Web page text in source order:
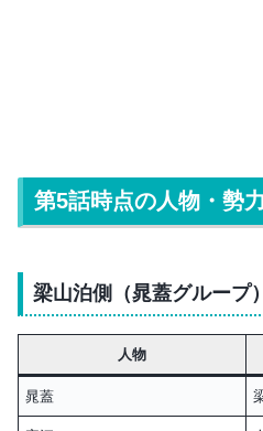
第5話時点の人物・勢
梁山泊側（晁蓋グループ）
人物
晁蓋